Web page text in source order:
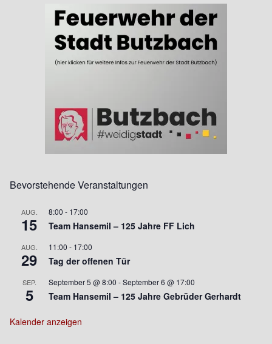
Bevorstehende Veranstaltungen
AUG.
15
8:00 - 17:00
Team Hansemil – 125 Jahre FF Lich
AUG.
29
11:00 - 17:00
Tag der offenen Tür
SEP.
5
September 5 @ 8:00 -September 6 @ 17:00
Team Hansemil – 125 Jahre Gebrüder Gerhardt
Kalender anzeigen